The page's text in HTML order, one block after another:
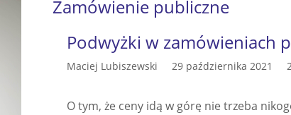
Zamówienie publiczne
Podwyżki w zamówieniach
Maciej Lubiszewski 29 października 2021
O tym, że ceny idą w górę nie trzeba